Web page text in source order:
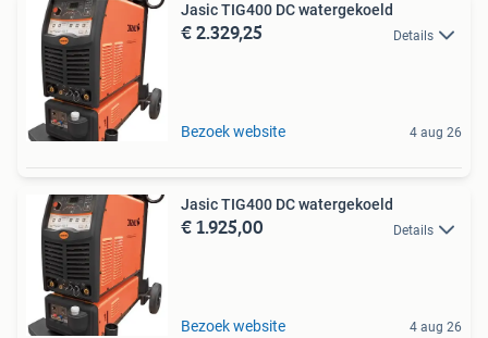
Jasic TIG400 DC watergekoeld
€ 2.329,25 Details
Bezoek website 4 aug 26
Jasic TIG400 DC watergekoeld
€ 1.925,00 Details
Bezoek website 4 aug 26